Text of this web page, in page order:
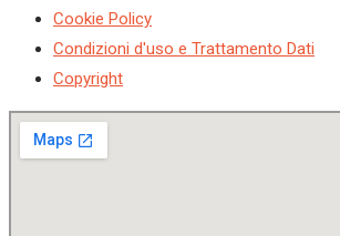
Cookie Policy
Condizioni d'uso e Trattamento Dati
Copyright